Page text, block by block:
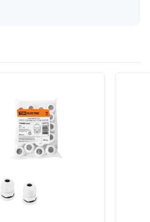
ввода серии М и муфты вводной МВ-